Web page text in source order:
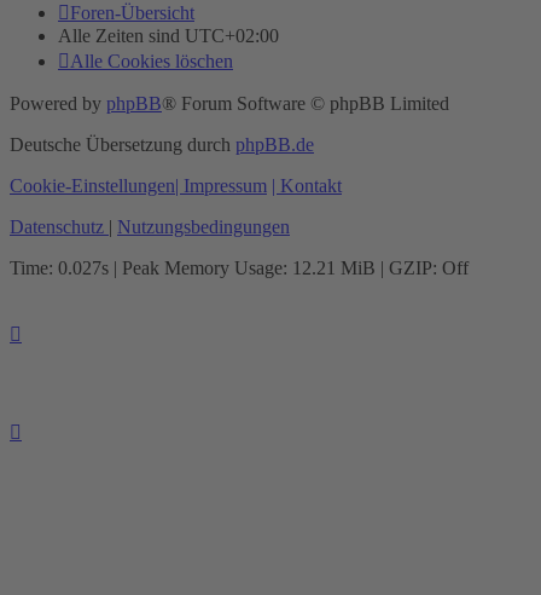
Foren-Übersicht
Alle Zeiten sind UTC+02:00
Alle Cookies löschen
Powered by phpBB® Forum Software © phpBB Limited
Deutsche Übersetzung durch phpBB.de
Cookie-Einstellungen| Impressum | Kontakt
Datenschutz | Nutzungsbedingungen
Time: 0.027s | Peak Memory Usage: 12.21 MiB | GZIP: Off